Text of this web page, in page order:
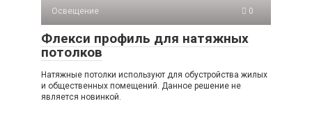
Освещение 0
Флекси профиль для натяжных
потолков
Натяжные потолки используют для обустройства жилых
и общественных помещений. Данное решение не
является новинкой.